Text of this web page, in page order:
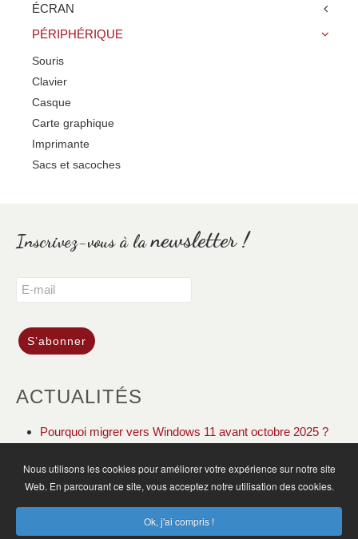
ÉCRAN
PÉRIPHÉRIQUE
Souris
Clavier
Casque
Carte graphique
Imprimante
Sacs et sacoches
Inscrivez-vous à lanewsletter !
ACTUALITÉS
Pourquoi migrer vers Windows 11 avant octobre 2025 ?
ACCUEIL ACTUALITÉS PLAN DU SITE
MENTIONS LÉGALES CGV CONTACT
Nous utilisons les cookies pour améliorer votre expérience sur notre site
Web. En parcourant ce site, vous acceptez notre utilisation des cookies.
Ok, j'ai compris !